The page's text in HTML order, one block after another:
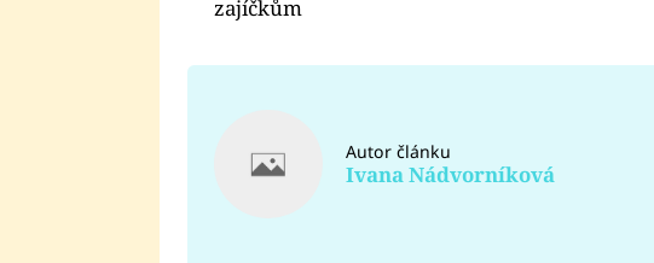
zajíčkům
Autor článku
Ivana Nádvorníková